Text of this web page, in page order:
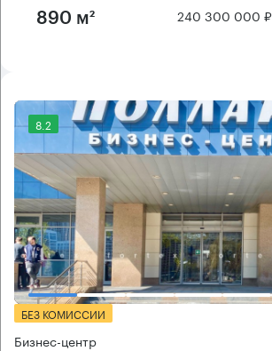
890 м² 240 300 000 ₽
8.2
БЕЗ КОМИССИИ
Бизнес-центр